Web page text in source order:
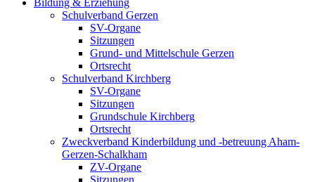
Bildung & Erziehung
Schulverband Gerzen
SV-Organe
Sitzungen
Grund- und Mittelschule Gerzen
Ortsrecht
Schulverband Kirchberg
SV-Organe
Sitzungen
Grundschule Kirchberg
Ortsrecht
Zweckverband Kinderbildung und -betreuung Aham-
Gerzen-Schalkham
ZV-Organe
Sitzungen